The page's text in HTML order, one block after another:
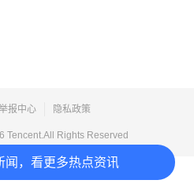
闻，看更多热点资讯
报中心 隐私政策
Tencent.All Rights Reserved